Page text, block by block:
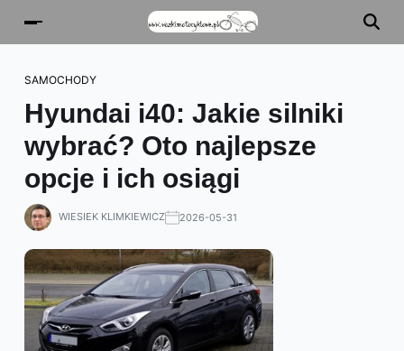
SAMOCHODY
Hyundai i40: Jakie silniki
wybrać? Oto najlepsze
opcje i ich osiągi
WIESIEK KLIMKIEWICZ 2026-05-31